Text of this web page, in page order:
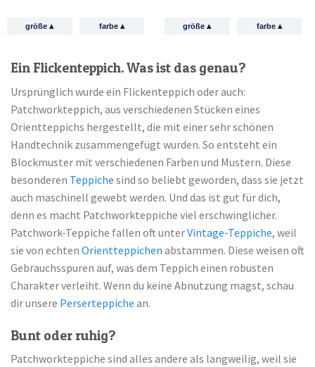
größe▴ farbe ▴ größe▴ farbe ▴
Ein Flickenteppich. Was ist das genau?
Ursprünglich wurde ein Flickenteppich oder auch:
Patchworkteppich, aus verschiedenen Stücken eines
Orientteppichs hergestellt, die mit einer sehr schönen
Handtechnik zusammengefügt wurden. So entsteht ein
Blockmuster mit verschiedenen Farben und Mustern. Diese
besonderen Teppiche sind so beliebt geworden, dass sie jetzt
auch maschinell gewebt werden. Und das ist gut für dich,
denn es macht Patchworkteppiche viel erschwinglicher.
Patchwork-Teppiche fallen oft unterVintage-Teppiche, weil
sie von echten Orientteppichen abstammen. Diese weisen oft
Gebrauchsspuren auf, was dem Teppich einen robusten
Charakter verleiht. Wenn du keine Abnutzung magst, schau
dir unsere Perserteppiche an.
Bunt oder ruhig?
Patchworkteppiche sind alles andere als langweilig, weil sie